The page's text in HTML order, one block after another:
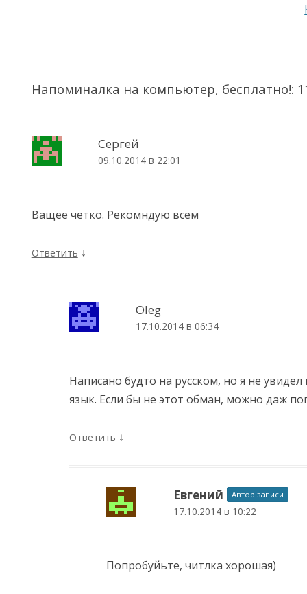
Напоминалка на компьютер, бесплатно!:
Сергей
09.10.2014 в 22:01
Ващее четко. Рекомндую всем
Ответить ↓
Oleg
17.10.2014 в 06:34
Написано будто на русском, но я не увидел
язык. Если бы не этот обман, можно даж
Ответить ↓
Евгений Автор записи
17.10.2014 в 10:22
Попробуйьте, читлка хорошая)